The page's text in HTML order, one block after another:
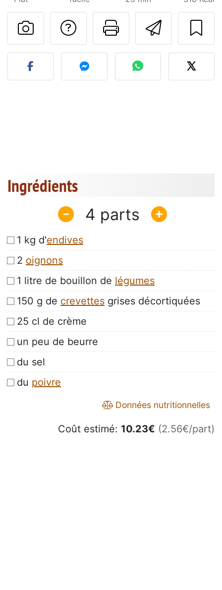
Imprimer
Poser une
Publier votre photo de
Ingrédients
4
1 kg d'endives
2 oignons
1 litre de bouillon de légumes
150 g de crevettes grises décortiquées
25 cl de crème
un peu de beurre
du sel
du poivre
Données nutritionnelles
Coût estimé: 10.23€ (2.56€/part)